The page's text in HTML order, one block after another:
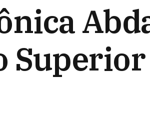
Superior